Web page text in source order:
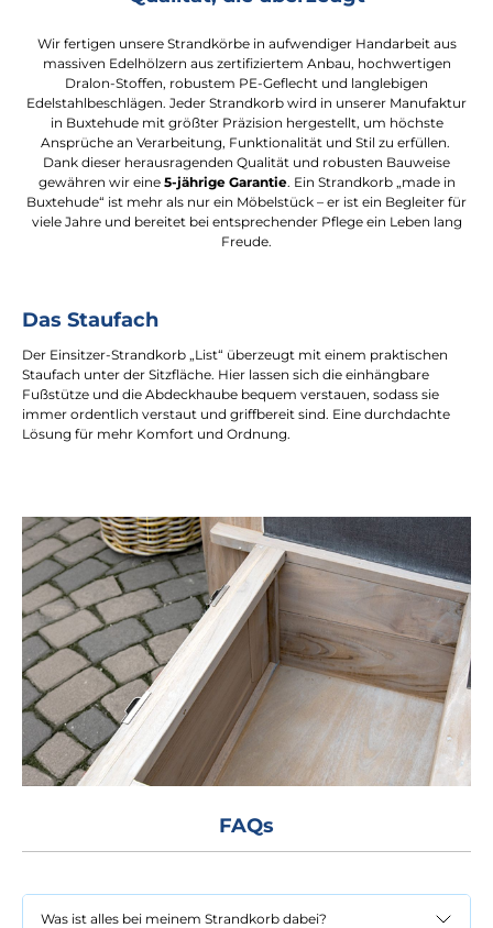
Wir fertigen unsere Strandkörbe in aufwendiger Handarbeit aus
massiven Edelhölzern aus zertifiziertem Anbau, hochwertigen
Dralon-Stoffen, robustem PE-Geflecht und langlebigen
Edelstahlbeschlägen. Jeder Strandkorb wird in unserer Manufaktur
in Buxtehude mit größter Präzision hergestellt, um höchste
Ansprüche an Verarbeitung, Funktionalität und Stil zu erfüllen.
Dank dieser herausragenden Qualität und robusten Bauweise
gewähren wir eine 5-jährige Garantie. Ein Strandkorb „made in
Buxtehude“ ist mehr als nur ein Möbelstück – er ist ein Begleiter für
viele Jahre und bereitet bei entsprechender Pflege ein Leben lang
Freude.
Das Staufach
Der Einsitzer-Strandkorb „List“ überzeugt mit einem praktischen
Staufach unter der Sitzfläche. Hier lassen sich die einhängbare
Fußstütze und die Abdeckhaube bequem verstauen, sodass sie
immer ordentlich verstaut und griffbereit sind. Eine durchdachte
Lösung für mehr Komfort und Ordnung.
FAQs
Was ist alles bei meinem Strandkorb dabei?